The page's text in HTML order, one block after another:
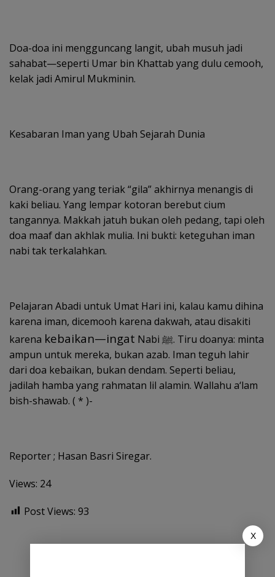
Doa-doa ini mengguncang langit, ubah musuh jadi
sahabat—seperti Umar bin Khattab yang dulu cemooh,
kelak jadi Amirul Mukminin.
Kesabaran Iman yang Ubah Sejarah Dunia
Orang-orang yang teriak “gila” akhirnya menangis di
kaki beliau. Yang lempar kotoran berebut cium
tangannya. Makkah jatuh bukan oleh pedang, tapi oleh
doa maaf dan akhlak mulia. Ini bukti: keteguhan iman
nabi tak terkalahkan.
Pelajaran Abadi untuk Umat Hari ini, kalau kamu dihina
karena iman, dicemooh karena dakwah, atau disakiti
karena kebaikan—ingat Nabi ﷺ. Tiru doanya: minta
ampun untuk mereka, bukan azab. Iman teguh lahir
dari doa kebaikan, bukan dendam. Seperti beliau,
jadilah hamba yang rahmatan lil alamin. Wallahu a‘lam
bish-shawab. ( * )-
Reporter ; Hasan Basri Siregar.
Views: 24
Post Views: 93
X